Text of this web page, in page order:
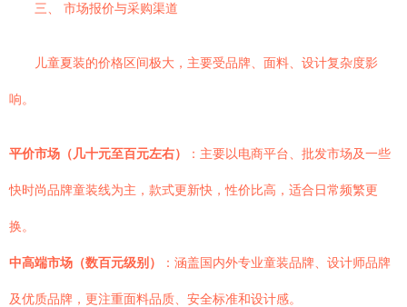
三、 市场报价与采购渠道
儿童夏装的价格区间极大，主要受品牌、面料、设计复杂度影
响。
平价市场（几十元至百元左右） ：主要以电商平台、批发市场及一些
快时尚品牌童装线为主，款式更新快，性价比高，适合日常频繁更
换。
中高端市场（数百元级别） ：涵盖国内外专业童装品牌、设计师品牌
及优质品牌，更注重面料品质、安全标准和设计感。